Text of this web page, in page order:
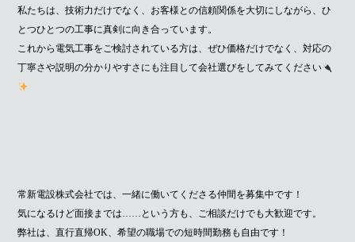
私たちは、技術力だけでなく、お客様との信頼関係を大切にしながら、ひ
とつひとつの工事に真剣に向き合っています。
これから電気工事をご検討されている方は、ぜひ価格だけでなく、対応の
丁寧さや説明の分かりやすさにも注目して会社選びをしてみてください
常新電設株式会社では、一緒に働いてくださる仲間を募集中です！
気になるけど面接までは……という方も、ご相談だけでも大歓迎です。
弊社は、直行直帰OK、希望の職場での短時間勤務も自由です！